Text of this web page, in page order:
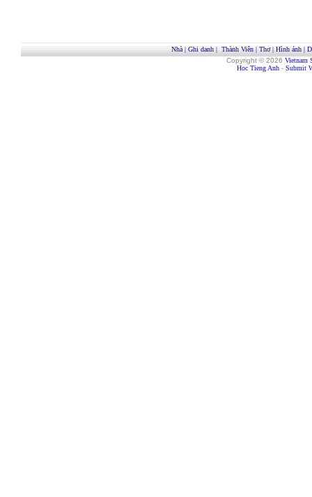
Nhà| Ghi danh| Thành Viên| Thơ| Hình ảnh|
Copyright © 2026 Vietnam
Hoc Tieng Anh - Submit